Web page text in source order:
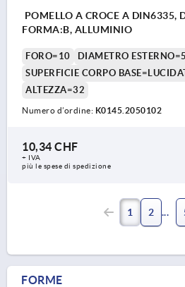
POMELLO A CROCE A DIN6335,
FORMA:B, ALLUMINIO
FORO=10 DIAMETRO
SUPERFICIE CORPO
ALTEZZA=32
Numero d’ordine: K0145.2050102
10,34 CHF
+ IVA
più le spese di spedizione
1 2
FORME